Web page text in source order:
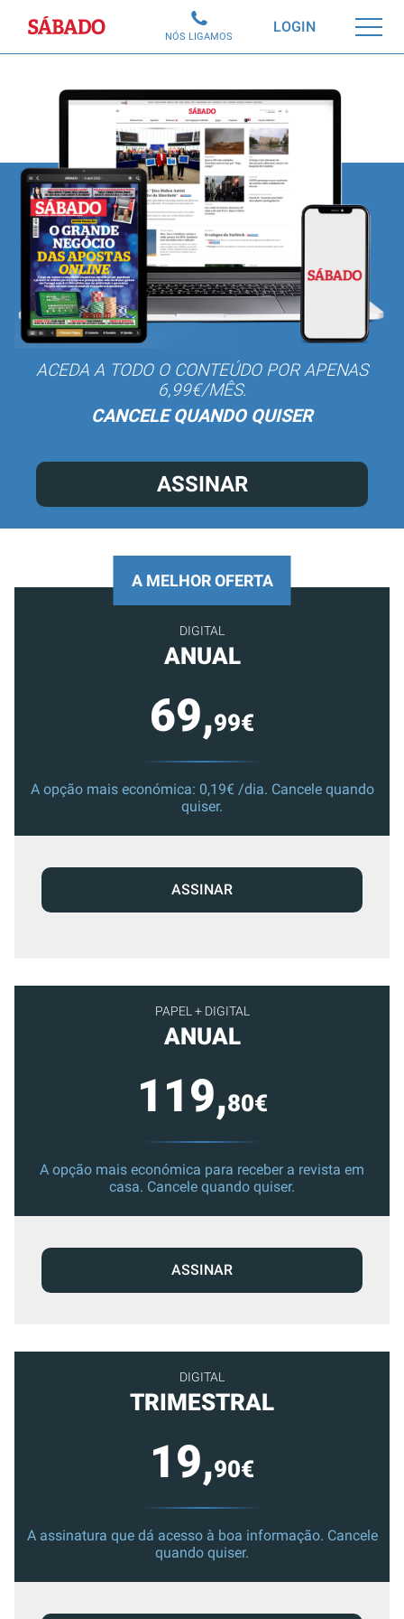
Sábado LOGIN
NÓS LIGAMOS
ACEDA A TODO O CONTEÚDO POR APENAS
6,99€/MÊS.
CANCELE QUANDO QUISER
ASSINAR
PAPEL + DIGITAL
ANUAL
119,80€
A opção mais económica para receber a revista em
casa. Cancele quando quiser.
ASSINAR
DIGITAL
TRIMESTRAL
19,90€
A assinatura que dá acesso à boa informação. Cancele
quando quiser.
A MELHOR OFERTA
DIGITAL
ANUAL
69,99€
A opção mais económica: 0,19€ /dia. Cancele quando
quiser.
ASSINAR